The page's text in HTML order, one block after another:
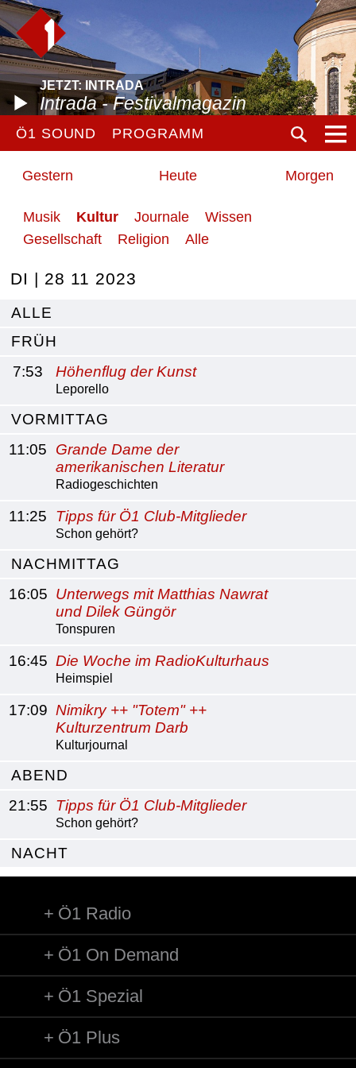
JETZT: INTRADA
Intrada - Festivalmagazin
Ö1 SOUND PROGRAMM
Gestern Heute Morgen
Musik Kultur Journale
Wissen
Gesellschaft
Religion Alle
DI | 28 11 2023
ALLE
FRÜH
7:53
Höhenflug der Kunst
Leporello
VORMITTAG
11:05
Grande Dame der
amerikanischen Literatur
Radiogeschichten
11:25 Tipps für Ö1 Club-Mitglieder
Schon gehört?
NACHMITTAG
16:05 Unterwegs mit Matthias Nawrat
und Dilek Güngör
Tonspuren
16:45 Die Woche im RadioKulturhaus
Heimspiel
17:09 Nimikry ++ "Totem" ++
Kulturzentrum Darb
Kulturjournal
ABEND
21:55 Tipps für Ö1 Club-Mitglieder
Schon gehört?
NACHT
Ö1 Radio
Ö1 On Demand
Ö1 Spezial
Ö1 Plus